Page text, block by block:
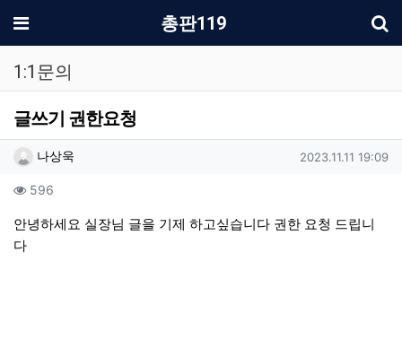
메뉴 총판119
1:1문의
글쓰기 권한요청
작성자 정보
나상욱 작성일
2023.11.11 19:09
컨텐츠 정보
596
본문
안녕하세요 실장님 글을 기제 하고싶습니다 권한 요청 드립니
다